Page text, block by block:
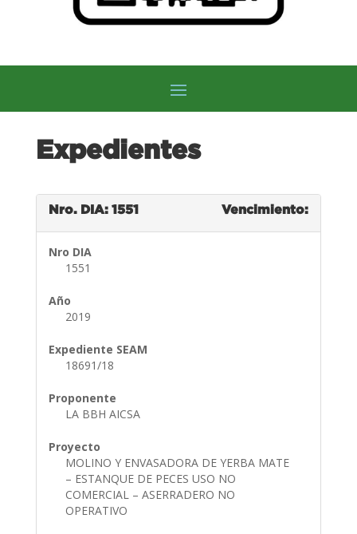
Expedientes
Nro. DIA: 1551 Vencimiento:
Nro DIA
1551
Año
2019
Expediente SEAM
18691/18
Proponente
LA BBH AICSA
Proyecto
MOLINO Y ENVASADORA DE YERBA MATE
– ESTANQUE DE PECES USO NO
COMERCIAL – ASERRADERO NO
OPERATIVO